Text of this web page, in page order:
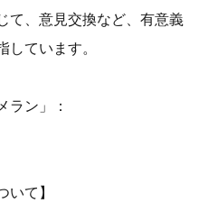
て、意見交換など、有意義
しています。
ラン」：
いて】